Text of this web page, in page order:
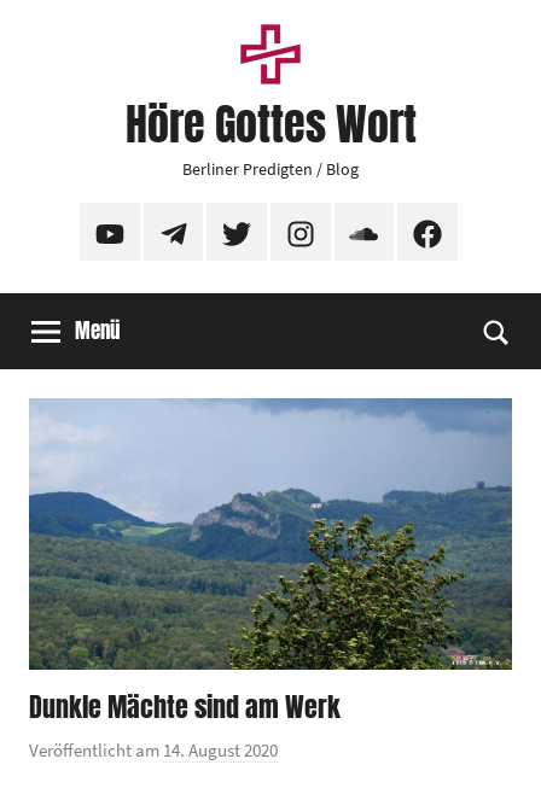
Höre Gottes Wort
Berliner Predigten / Blog
YouTubeTelegramTwitter InstagramSoundCloudFacebook
Menü
Dunkle Mächte sind am Werk
Veröffentlicht am 14. August 2020